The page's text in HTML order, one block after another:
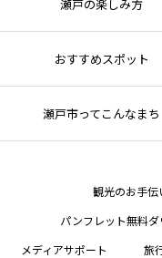
瀬戸の楽しみ方
おすすめスポット
瀬戸市ってこんなまち
観光のお手伝
パンフレット無料
メディアサポート
旅